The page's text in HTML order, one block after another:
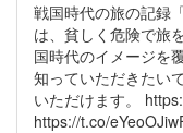
戦国時代の旅の記録
は、貧しく危険で旅
国時代のイメージを
知っていただきたい
いただけます。
https://t.co/